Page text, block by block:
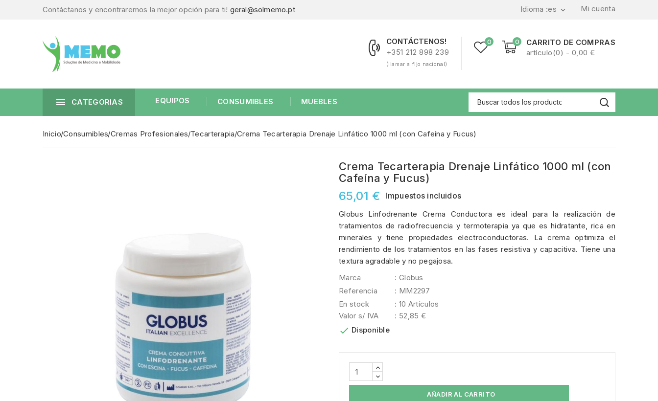
Contáctanos y encontraremos la mejor opción para ti! geral@solmemo.pt Mi cuenta
Idioma :es 
0
CARRITO DE COMPRAS
artículo(0) - 0,00 €
0
CONTÁCTENOS!
+351 212 898 239
(llamar a fijo nacional)
 CATEGORIAS EQUIPOS CONSUMIBLES MUEBLES
Inicio Consumibles Cremas Profesionales Tecarterapia Crema Tecarterapia Drenaje Linfático 1000 ml (con Cafeína y Fucus)
Crema Tecarterapia Drenaje Linfático 1000 ml (con
Cafeína y Fucus)
65,01 € Impuestos incluidos
Globus Linfodrenante Crema Conductora es ideal para la realización de
tratamientos de radiofrecuencia y termoterapia ya que es hidratante, rica en
minerales y tiene propiedades electroconductoras. La crema optimiza el
rendimiento de los tratamientos en las fases resistiva y capacitiva. Tiene una
textura agradable y no pegajosa.
Marca
: Globus
Referencia
: MM2297
En stock
: 10 Artículos
Valor s/ IVA
: 52,85 €
 Disponible
AÑADIR AL CARRITO